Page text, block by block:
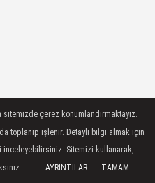
çerez konumlandırmaktayız.
toplanıp işlenir. Detaylı bilgi almak için
inceleyebilirsiniz. Sitemizi kullanarak,
AYRINTILAR TAMAM